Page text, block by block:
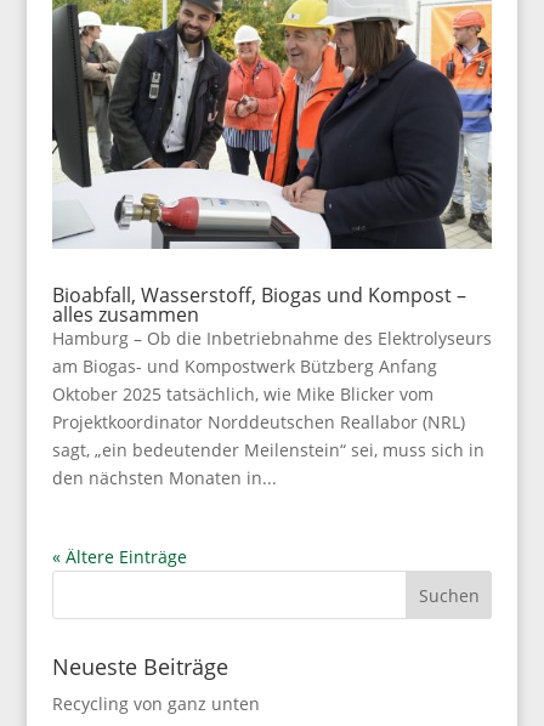
Bioabfall, Wasserstoff, Biogas und Kompost –
alles zusammen
Hamburg – Ob die Inbetriebnahme des Elektrolyseurs
am Biogas- und Kompostwerk Bützberg Anfang
Oktober 2025 tatsächlich, wie Mike Blicker vom
Projektkoordinator Norddeutschen Reallabor (NRL)
sagt, „ein bedeutender Meilenstein“ sei, muss sich in
den nächsten Monaten in...
« Ältere Einträge
Neueste Beiträge
Recycling von ganz unten